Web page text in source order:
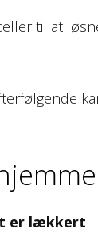
til at
er lækkert